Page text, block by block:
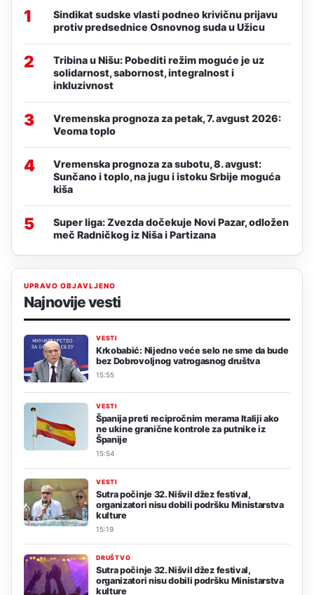
1
Sindikat sudske vlasti podneo krivičnu prijavu
protiv predsednice Osnovnog suda u Užicu
2
Tribina u Nišu: Pobediti režim moguće je uz
solidarnost, sabornost, integralnost i
inkluzivnost
3
Vremenska prognoza za petak, 7. avgust 2026:
Veoma toplo
4
Vremenska prognoza za subotu, 8. avgust:
Sunčano i toplo, na jugu i istoku Srbije moguća
kiša
5
Super liga: Zvezda dočekuje Novi Pazar, odložen
meč Radničkog iz Niša i Partizana
UPRAVO OBJAVLJENO
Najnovije vesti
VESTI
Krkobabić: Nijedno veće selo ne sme da bude
bez Dobrovoljnog vatrogasnog društva
15:55
VESTI
Španija preti recipročnim merama Italiji ako
ne ukine granične kontrole za putnike iz
Španije
15:54
VESTI
Sutra počinje 32. Nišvil džez festival,
organizatori nisu dobili podršku Ministarstva
kulture
15:19
DRUŠTVO
Sutra počinje 32. Nišvil džez festival,
organizatori nisu dobili podršku Ministarstva
kulture